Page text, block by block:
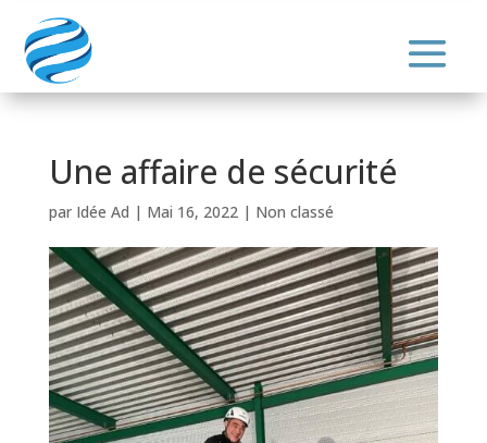
Une affaire de sécurité
par Idée Ad | Mai 16, 2022| Non classé